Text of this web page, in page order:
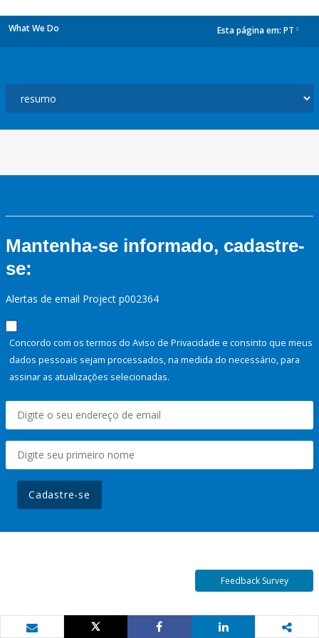
What We Do Esta página em: PT
Mantenha-se informado, cadastre-
se:
Alertas de email Project p002364
Concordo com os termos do Aviso de Privacidade e consinto que meus
dados pessoais sejam processados, na medida do necessário, para
assinar as atualizações selecionadas.
Cadastre-se
Feedback Survey